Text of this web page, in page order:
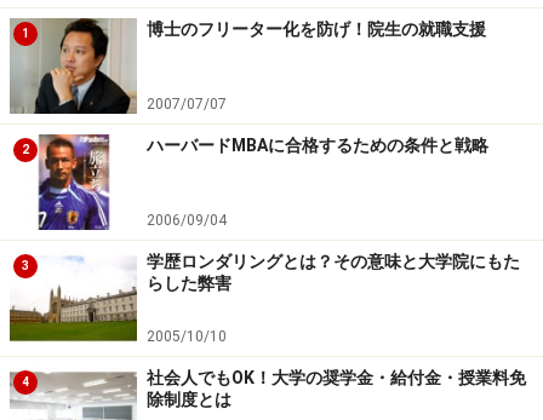
1 博士のフリーター化を防げ！院生の就職支援
2007/07/07
2 ハーバードMBAに合格するための条件と戦略
2006/09/04
3
学歴ロンダリングとは？その意味と大学院にもた
らした弊害
2005/10/10
4
社会人でもOK！大学の奨学金・給付金・授業料免
除制度とは